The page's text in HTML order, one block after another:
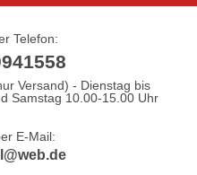
Telefon:
Versand) - Dienstag bis
Samstag 10.00-15.00 Uhr
E-Mail: